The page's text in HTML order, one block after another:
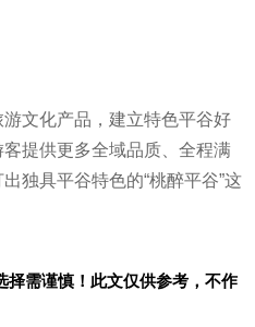
文化产品，建立特色平谷好
提供更多全域品质、全程满
出独具平谷特色的“桃醉平谷”这
择需谨慎！此文仅供参考，不作